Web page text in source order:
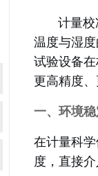
计量校准
温度与湿
试验设备
更高精度
一、环境
在计量科
度，直接